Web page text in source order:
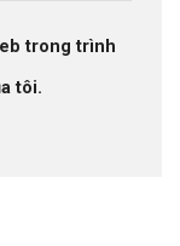
trong trình
tôi.